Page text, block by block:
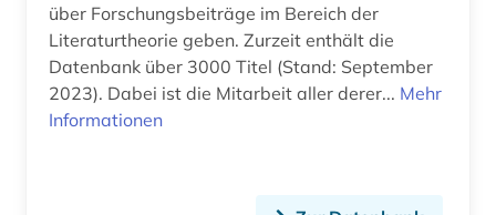
fremdwörter (1)
fremdwörterbuch (1)
über Forschungsbeiträge im Bereich der
Literaturtheorie geben. Zurzeit enthält die
Datenbank über 3000 Titel (Stand: September
2023). Dabei ist die Mitarbeit aller derer... Mehr
Informationen